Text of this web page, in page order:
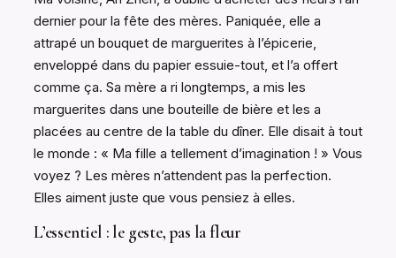
dernier pour la fête des mères. Paniquée, elle a
attrapé un bouquet de marguerites à l’épicerie,
enveloppé dans du papier essuie-tout, et l’a offert
comme ça. Sa mère a ri longtemps, a mis les
marguerites dans une bouteille de bière et les a
placées au centre de la table du dîner. Elle disait à tout
le monde : « Ma fille a tellement d’imagination ! » Vous
voyez ? Les mères n’attendent pas la perfection.
Elles aiment juste que vous pensiez à elles.
L’essentiel : le geste, pas la fleur